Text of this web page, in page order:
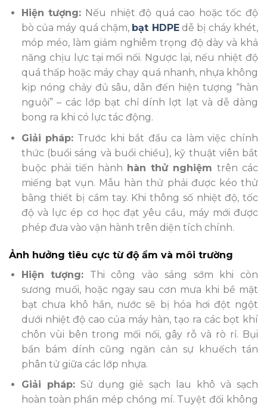
Hiện tượng: Nếu nhiệt độ quá cao hoặc tốc độ
bò của máy quá chậm, bạt HDPEdễ bị cháy khét,
móp méo, làm giảm nghiêm trọng độ dày và khả
năng chịu lực tại mối nối. Ngược lại, nếu nhiệt độ
quá thấp hoặc máy chạy quá nhanh, nhựa không
kịp nóng chảy đủ sâu, dẫn đến hiện tượng “hàn
nguội” – các lớp bạt chỉ dính lợt lạt và dễ dàng
bong ra khi có lực tác động.
Giải pháp: Trước khi bắt đầu ca làm việc chính
thức (buổi sáng và buổi chiều), kỹ thuật viên bắt
buộc phải tiến hành hàn thử nghiệm trên các
miếng bạt vụn. Mẫu hàn thử phải được kéo thử
bằng thiết bị cầm tay. Khi thông số nhiệt độ, tốc
độ và lực ép cơ học đạt yêu cầu, máy mới được
phép đưa vào vận hành trên diện tích chính.
Ảnh hưởng tiêu cực từ độ ẩm và môi trường
Hiện tượng: Thi công vào sáng sớm khi còn
sương muối, hoặc ngay sau cơn mưa khi bề mặt
bạt chưa khô hẳn, nước sẽ bị hóa hơi đột ngột
dưới nhiệt độ cao của máy hàn, tạo ra các bọt khí
chôn vùi bên trong mối nối, gây rỗ và rò rỉ. Bụi
bẩn bám dính cũng ngăn cản sự khuếch tán
phân tử giữa các lớp nhựa.
Giải pháp:Sử dụng giẻ sạch lau khô và sạch
hoàn toàn phần mép chồng mí. Tuyệt đối không